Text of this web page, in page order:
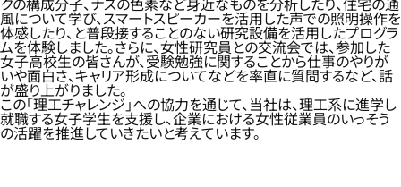
風について学び、スマートスピーカーを活用した声での照明操作を
体感したり、と普段接することのない研究設備を活用したプログラ
ムを体験しました。さらに、女性研究員との交流会では、参加した
女子高校生の皆さんが、受験勉強に関することから仕事のやりが
いや面白さ、キャリア形成についてなどを率直に質問するなど、話
が盛り上がりました。
この「理工チャレンジ」への協力を通じて、当社は、理工系に進学し
就職する女子学生を支援し、企業における女性従業員のいっそう
の活躍を推進していきたいと考えています。